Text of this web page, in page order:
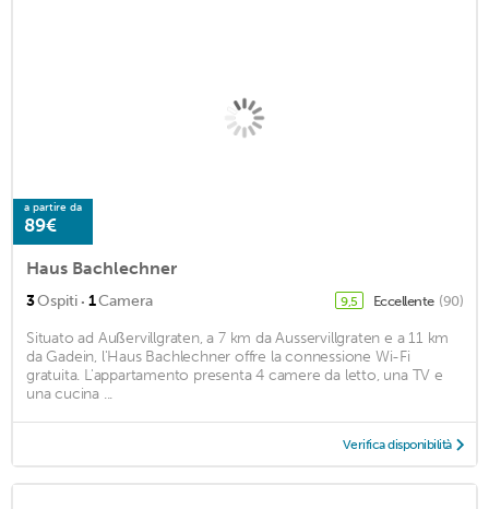
a partire da
89€
Haus Bachlechner
3Ospiti · 1Camera 9,5 Eccellente (90)
Situato ad Außervillgraten, a 7 km da Ausservillgraten e a 11 km
da Gadein, l'Haus Bachlechner offre la connessione Wi-Fi
gratuita. L'appartamento presenta 4 camere da letto, una TV e
una cucina ...
Verifica disponibilità